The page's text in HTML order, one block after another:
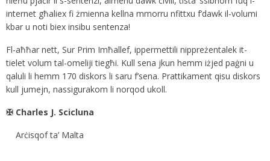
internet għaliex fi żmienna kellna mmorru nfittxu f’dawk il-volumi
kbar u noti biex insibu sentenza!
Fl-aħħar nett, Sur Prim Imħallef, ippermettili nippreżentalek it-
tielet volum tal-omeliji tiegħi. Kull sena jkun hemm iżjed paġni u
qaluli li hemm 170 diskors li saru f’sena. Prattikament qisu diskors
kull jumejn, nassigurakom li norqod ukoll.
✠ Charles J. Scicluna
Arċisqof ta’ Malta